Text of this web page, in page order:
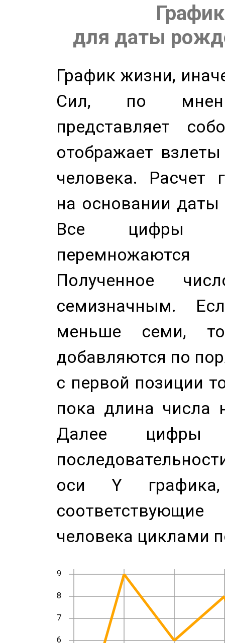
для даты
График жизни,
Сил, по
представляет
отображает
человека. Расчет
на основании
Все цифры
Полученное
семизначным.
меньше семи,
добавляются по
с первой позиции
пока длина числа
Далее цифры
оси Y
человека циклами